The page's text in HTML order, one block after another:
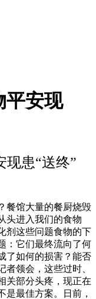
平安现
现患“送终”
馆大量的餐厨烧毁
头进入我们的食物
剂这些问题食物的下
：它们最终流向了何
了如何的损害？能否
领会，这些过时、
关部分头疼，现正在
是最佳方案。日前，